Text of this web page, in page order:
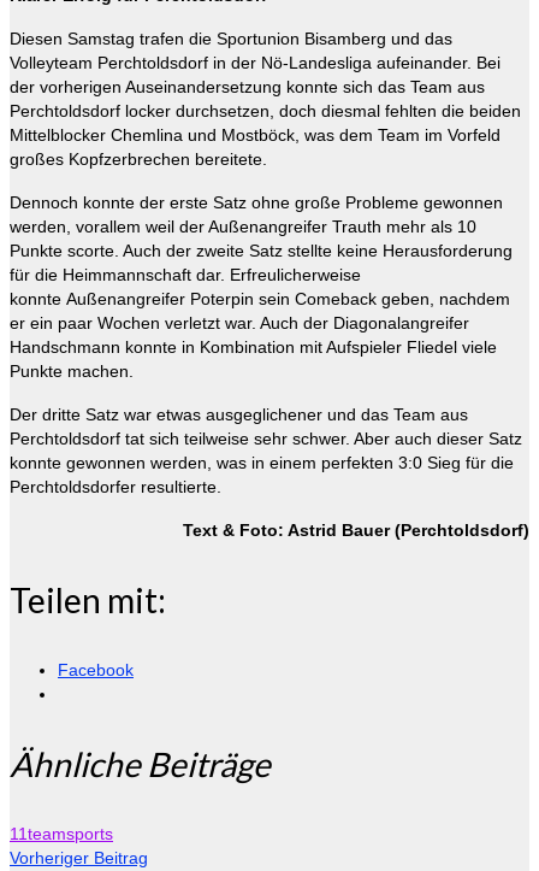
Diesen Samstag trafen die Sportunion Bisamberg und das
Volleyteam Perchtoldsdorf in der Nö-Landesliga aufeinander. Bei
der vorherigen Auseinandersetzung konnte sich das Team aus
Perchtoldsdorf locker durchsetzen, doch diesmal fehlten die beiden
Mittelblocker Chemlina und Mostböck, was dem Team im Vorfeld
großes Kopfzerbrechen bereitete.
Dennoch konnte der erste Satz ohne große Probleme gewonnen
werden, vorallem weil der Außenangreifer Trauth mehr als 10
Punkte scorte. Auch der zweite Satz stellte keine Herausforderung
für die Heimmannschaft dar. Erfreulicherweise
konnte Außenangreifer Poterpin sein Comeback geben, nachdem
er ein paar Wochen verletzt war. Auch der Diagonalangreifer
Handschmann konnte in Kombination mit Aufspieler Fliedel viele
Punkte machen.
Der dritte Satz war etwas ausgeglichener und das Team aus
Perchtoldsdorf tat sich teilweise sehr schwer. Aber auch dieser Satz
konnte gewonnen werden, was in einem perfekten 3:0 Sieg für die
Perchtoldsdorfer resultierte.
Text & Foto: Astrid Bauer (Perchtoldsdorf)
Teilen mit:
Facebook
Ähnliche Beiträge
11teamsports
Vorheriger Beitrag